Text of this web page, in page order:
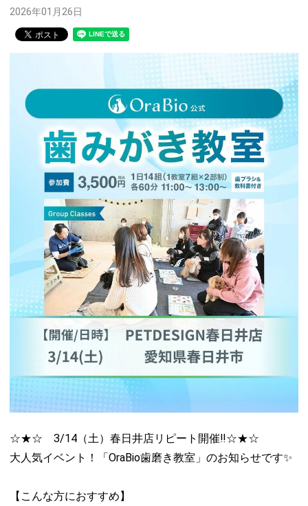
2026年01月26日
☆★☆ 3/14（土）春日井店リピート開催‼️☆★☆
大人気イベント！「OraBio歯磨き教室」のお知らせです✨
【こんな方におすすめ】